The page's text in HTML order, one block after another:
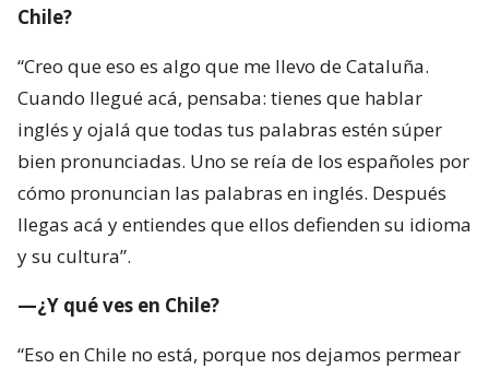
Chile?
“Creo que eso es algo que me llevo de Cataluña.
Cuando llegué acá, pensaba: tienes que hablar
inglés y ojalá que todas tus palabras estén súper
bien pronunciadas. Uno se reía de los españoles por
cómo pronuncian las palabras en inglés. Después
llegas acá y entiendes que ellos defienden su idioma
y su cultura”.
—¿Y qué ves en Chile?
“Eso en Chile no está, porque nos dejamos permear